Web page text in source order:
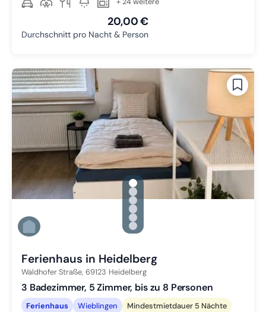
20,00 €
Durchschnitt pro Nacht & Person
gallery.slide_selector
Zu Slide 1 wechseln
Zu Slide 2 wechseln
Zu Slide 3 wechseln
Zu Slide 4 wechseln
Zu Slide 5 wechseln
Zu Slide 6 wechseln
Ferienhaus in Heidelberg
Waldhofer Straße, 69123 Heidelberg
3 Badezimmer, 5 Zimmer, bis zu 8 Personen
Ferienhaus Wieblingen
Mindestmietdauer 5 Nächte